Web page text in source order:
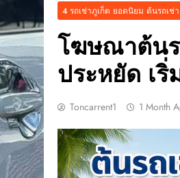
4 รถเช่าภูเก็ต ยอดนิยม ต้นรถเช่
โฆษณาต้นร
ประหยัด เ
Toncarrent1 1 Month